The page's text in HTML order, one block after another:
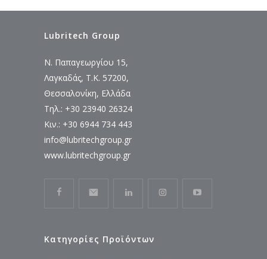
Lubritech Group
Ν. Παπαγεωργίου 15,
Λαγκαδάς, Τ.Κ. 57200,
Θεσσαλονίκη, Ελλάδα
Τηλ.: +30 23940 26324
Κιν.: +30 6944 734 443
info@lubritechgroup.gr
www.lubritechgroup.gr
Κατηγορίες Προϊόντων